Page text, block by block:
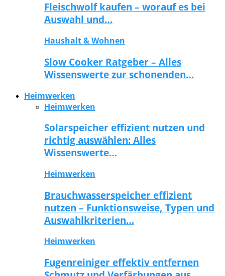
Fleischwolf kaufen – worauf es bei
Auswahl und…
Haushalt & Wohnen
Slow Cooker Ratgeber – Alles
Wissenswerte zur schonenden…
Heimwerken
Heimwerken
Solarspeicher effizient nutzen und
richtig auswählen: Alles
Wissenswerte…
Heimwerken
Brauchwasserspeicher effizient
nutzen – Funktionsweise, Typen und
Auswahlkriterien…
Heimwerken
Fugenreiniger effektiv entfernen